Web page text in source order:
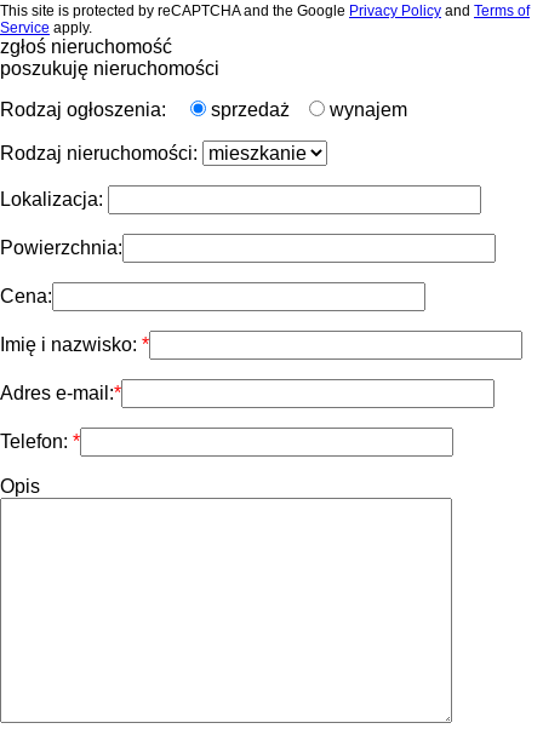
This site is protected by reCAPTCHA and the Google Privacy Policy and Terms of
Service apply.
zgłoś nieruchomość
poszukuję nieruchomości
Rodzaj ogłoszenia:
sprzedaż wynajem
Rodzaj nieruchomości:
Lokalizacja:
Powierzchnia:
Cena:
Imię i nazwisko:
Adres e-mail:
Telefon:
Opis